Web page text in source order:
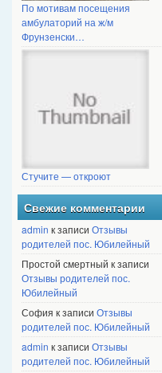
По мотивам посещения
амбулаторий на ж/м
Фрунзенски…
Стучите — откроют
Свежие комментарии
admin к записи Отзывы
родителей пос. Юбилейный
Простой смертный к записи
Отзывы родителей пос.
Юбилейный
София к записи Отзывы
родителей пос. Юбилейный
admin к записи Отзывы
родителей пос. Юбилейный